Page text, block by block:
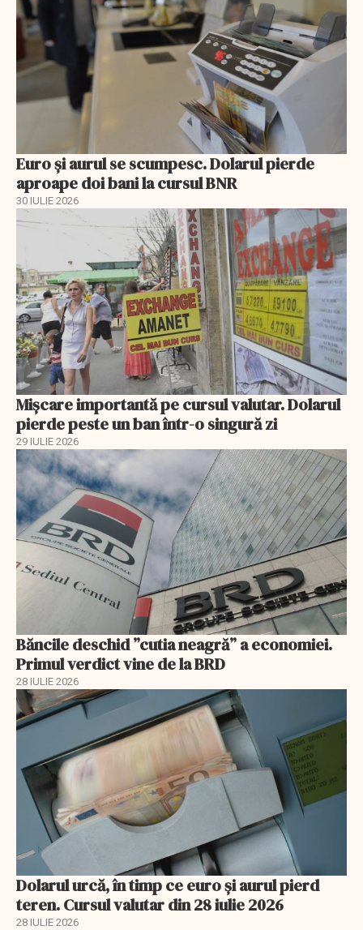
Euro și aurul se scumpesc. Dolarul pierde
aproape doi bani la cursul BNR
30 IULIE 2026
Mișcare importantă pe cursul valutar. Dolarul
pierde peste un ban într-o singură zi
29 IULIE 2026
Băncile deschid ”cutia neagră” a economiei.
Primul verdict vine de la BRD
28 IULIE 2026
Dolarul urcă, în timp ce euro și aurul pierd
teren. Cursul valutar din 28 iulie 2026
28 IULIE 2026